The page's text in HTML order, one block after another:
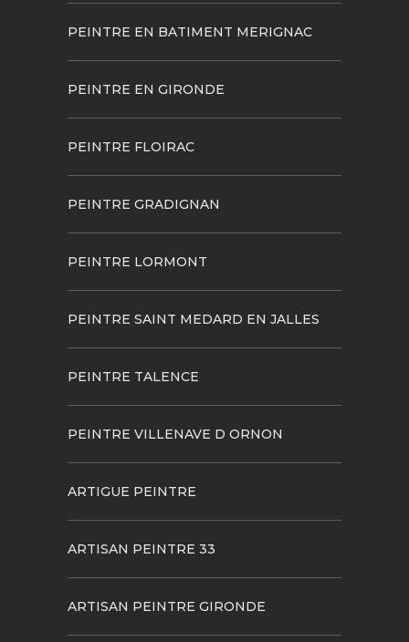
PEINTRE EN BATIMENT MERIGNAC
PEINTRE EN GIRONDE
PEINTRE FLOIRAC
PEINTRE GRADIGNAN
PEINTRE LORMONT
PEINTRE SAINT MEDARD EN JALLES
PEINTRE TALENCE
PEINTRE VILLENAVE D ORNON
ARTIGUE PEINTRE
ARTISAN PEINTRE 33
ARTISAN PEINTRE GIRONDE